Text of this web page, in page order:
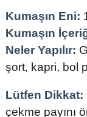
Kumaşın Eni:
Kumaşın
Neler Yapılır:
şort, kapri, bol
Lütfen Dikkat:
çekme payını